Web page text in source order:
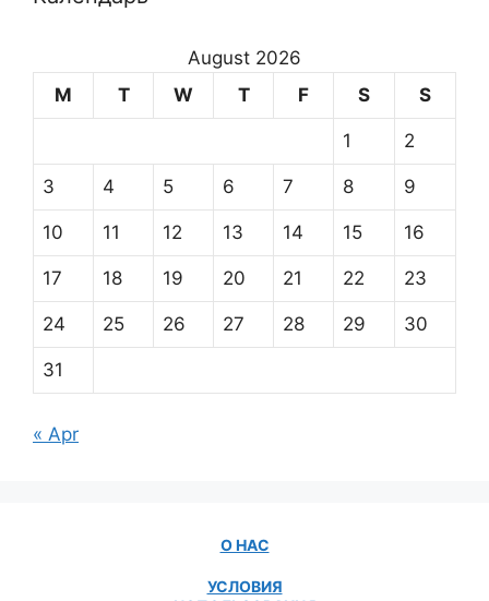
August 2026
M
T W T F S S
1 2
3 4 5 6 7 8 9
10 11 12 13 14 15 16
17 18 19 20 21 22 23
24 25 26 27 28 29 30
31
« Apr
О НАС
УСЛОВИЯ